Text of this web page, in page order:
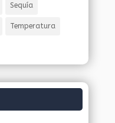
Sequía
Temperatura